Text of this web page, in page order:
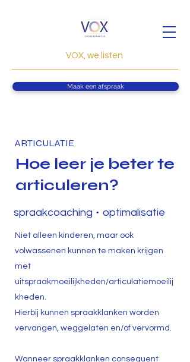
VOX, we listen
Maak een afspraak
ARTICULATIE
Hoe leer je beter te
articuleren?
spraakcoaching • optimalisatie
Niet alleen kinderen, maar ook
volwassenen kunnen te maken krijgen
met
uitspraakmoeilijkheden/articulatiemoeilij
kheden.
Hierbij kunnen spraakklanken worden
vervangen, weggelaten en/of vervormd.
Wanneer spraakklanken consequent